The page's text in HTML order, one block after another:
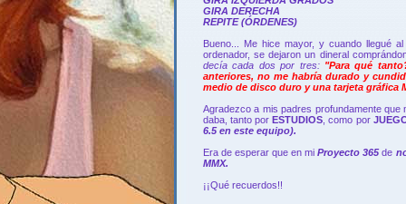
GIRA DERECHA
REPITE (ÓRDENES)
Bueno... Me hice mayor, y cuando llegué
ordenador, se dejaron un dineral
decía cada dos por tres: "Para qué
anteriores, no me habría durado y
medio de disco duro y una tarjeta gráfica
Agradezco a mis padres profundamente
daba, tanto porESTUDIOS , como por
6.5 en este equipo).
Era de esperar que en miProyecto 365de
MMX.
¡¡Qué recuerdos!!